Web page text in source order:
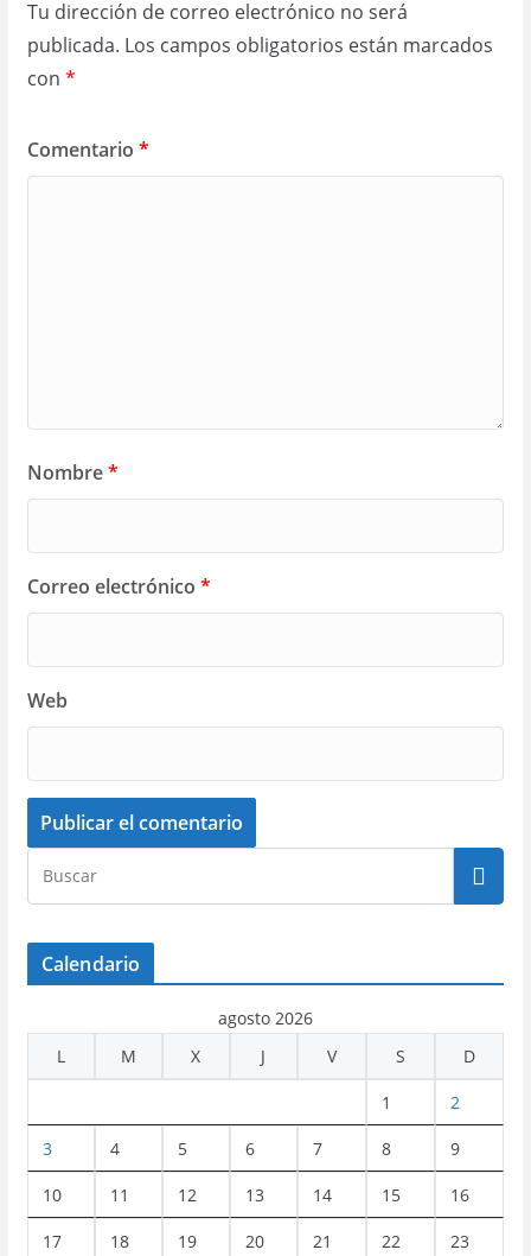
Tu dirección de correo electrónico no será
publicada. Los campos obligatorios están marcados
con *
Comentario *
Nombre*
Correo electrónico *
Web
Calendario
agosto 2026
L
M X J V S D
1 2
3 4 5 6 7 8 9
10 11 12 13 14 15 16
17 18 19 20 21 22 23